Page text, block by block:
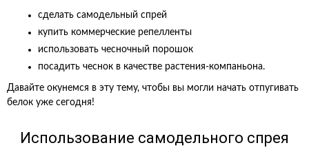
сделать самодельный спрей
купить коммерческие репелленты
использовать чесночный порошок
посадить чеснок в качестве растения-компаньона.
Давайте окунемся в эту тему, чтобы вы могли начать отпугивать
белок уже сегодня!
Использование самодельного спрея